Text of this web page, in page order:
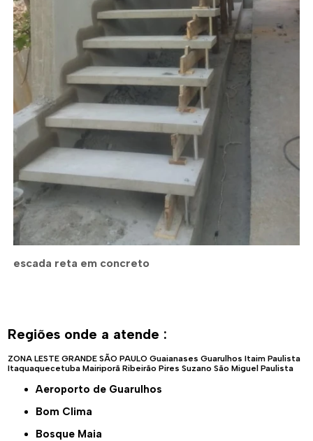
escada reta em concreto
Regiões onde a atende :
ZONA LESTE GRANDE SÃO PAULO Guaianases Guarulhos Itaim Paulista
Itaquaquecetuba Mairiporã Ribeirão Pires Suzano São Miguel Paulista
Aeroporto de Guarulhos
Bom Clima
Bosque Maia